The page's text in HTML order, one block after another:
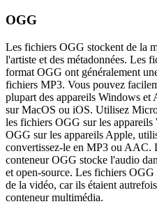
OGG
Les fichiers OGG stockent de la
l'artiste et des métadonnées. Les
format OGG ont généralement
fichiers MP3. Vous pouvez
plupart des appareils Windows et
sur MacOS ou iOS. Utilisez
les fichiers OGG sur les
OGG sur les appareils Apple,
convertissez-le en MP3 ou AAC.
conteneur OGG stocke l'audio
et open-source. Les fichiers
de la vidéo, car ils étaient
conteneur multimédia.